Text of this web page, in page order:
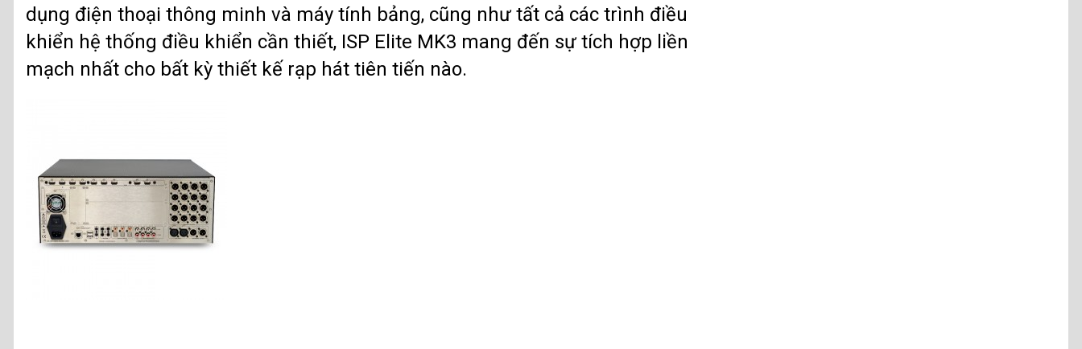
dụng điện thoại thông minh và máy tính bảng, cũng như tất cả các trình điều
khiển hệ thống điều khiển cần thiết, ISP Elite MK3 mang đến sự tích hợp liền
mạch nhất cho bất kỳ thiết kế rạp hát tiên tiến nào.